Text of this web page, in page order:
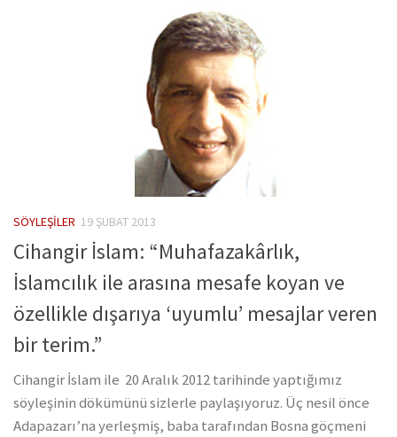
SÖYLEŞILER 19 ŞUBAT 2013
Cihangir İslam: “Muhafazakârlık,
İslamcılık ile arasına mesafe koyan ve
özellikle dışarıya ‘uyumlu’ mesajlar veren
bir terim.”
Cihangir İslam ile 20 Aralık 2012 tarihinde yaptığımız
söyleşinin dökümünü sizlerle paylaşıyoruz. Üç nesil önce
Adapazarı’na yerleşmiş, baba tarafından Bosna göçmeni